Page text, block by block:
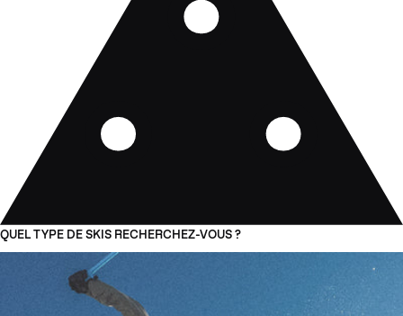
QUEL TYPE DE SKIS RECHERCHEZ-VOUS ?
01